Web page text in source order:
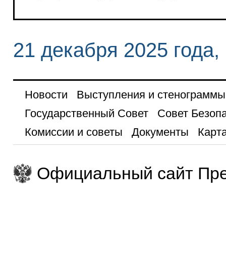
21 декабря 2025
Новости
Выступления и стенограммы
Государственный Совет
Совет
Комиссии и советы
Документы
Официальный сайт